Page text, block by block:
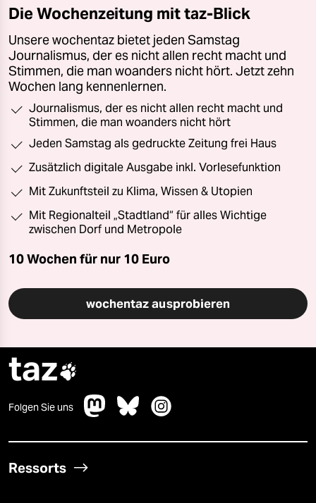
Die Wochenzeitung mit taz-Blick
Unsere wochentaz bietet jeden Samstag
Journalismus, der es nicht allen recht macht und
Stimmen, die man woanders nicht hört. Jetzt zehn
Wochen lang kennenlernen.
Journalismus, der es nicht allen recht macht und
Stimmen, die man woanders nicht hört
Jeden Samstag als gedruckte Zeitung frei Haus
Zusätzlich digitale Ausgabe inkl. Vorlesefunktion
Mit Zukunftsteil zu Klima, Wissen & Utopien
Mit Regionalteil „Stadtland“ für alles Wichtige
zwischen Dorf und Metropole
10 Wochen für nur 10 Euro
wochentaz ausprobieren
taz
Folgen Sie uns
Ressorts